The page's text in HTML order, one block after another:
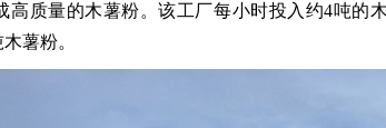
高质量的木薯粉。该工厂每小时投入约4吨的
薯粉。